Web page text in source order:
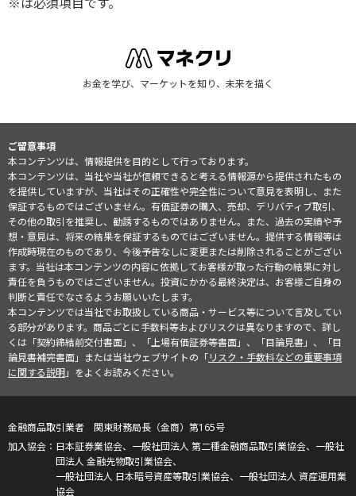
お金を学び、マーケットを知り、未来を描く
ご留意事項
本コンテンツは、情報提供を目的として行っております。
本コンテンツは、当社や当社が信頼できると考える情報源から提供されたもの
を提供していますが、当社はその正確性や完全性について意見を表明し、また
保証するものではございません。有価証券の購入、売却、デリバティブ取引、
その他の取引を推奨し、勧誘するものではありません。また、過去の実績や予
想・意見は、将来の結果を保証するものではございません。提供する情報等は
作成時現在のものであり、今後予告なしに変更または削除されることがござい
ます。当社は本コンテンツの内容に依拠してお客様が取った行動の結果に対し
責任を負うものではございません。投資にかかる最終決定は、お客様ご自身の
判断と責任でなさるようお願いいたします。
本コンテンツでは当社でお取扱している商品・サービス等について言及してい
る部分があります。商品ごとに手数料等およびリスクは異なりますので、詳し
くは「契約締結前交付書面」、「上場有価証券等書面」、「目論見書」、「目
論見書補完書面」または当社ウェブサイトの「リスク・手数料などの重要事項
に関する説明」をよくお読みください。
金融商品取引業者 関東財務局長（金商）第165号
日本証券業協会、一般社団法人 第二種金融商品取引業協会、一般社
団法人 金融先物取引業協会、
一般社団法人 日本暗号資産等取引業協会、一般社団法人 資産運用業
協会